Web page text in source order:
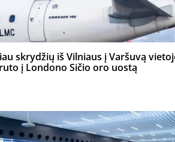
skrydžių iš Vilniaus į Varšuvą
į Londono Sičio oro uostą